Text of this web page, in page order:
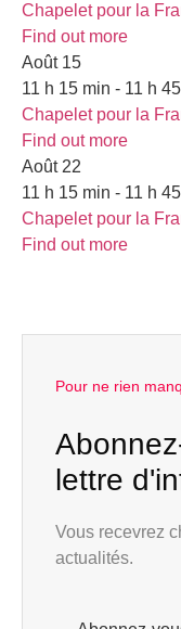
Chapelet pour la
Find out more
Août 15
11 h 15 min - 11 h
Chapelet pour la
Find out more
Août 22
11 h 15 min - 11 h
Chapelet pour la
Find out more
Pour ne rien
lettre
Vous recevrez
actualités.